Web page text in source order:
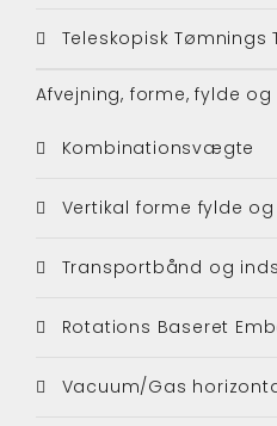
Teleskopisk
Afvejning, forme, fylde
Kombinationsvægte
Vertikal forme fylde
Transportbånd og
Rotations Baseret
Vacuum/Gas